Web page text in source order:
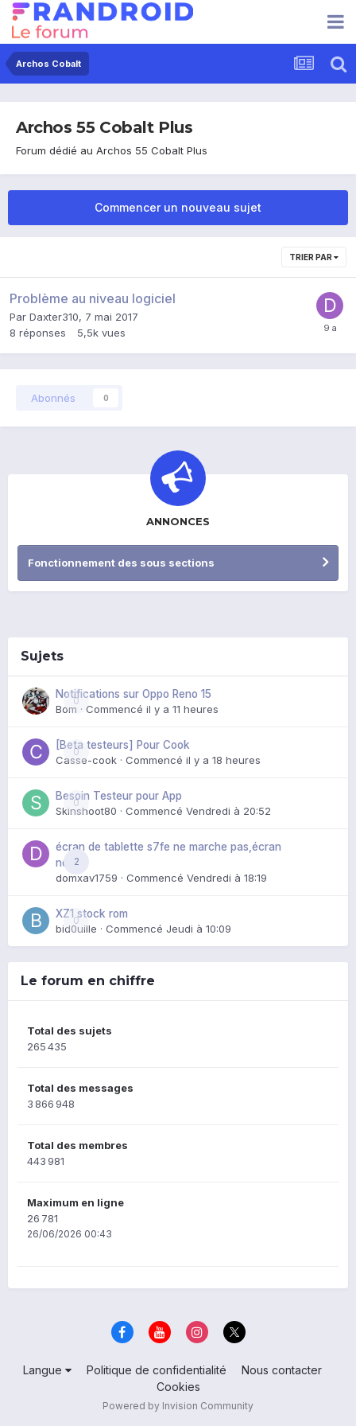
Archos Cobalt
Archos 55 Cobalt Plus
Forum dédié au Archos 55 Cobalt Plus
Commencer un nouveau sujet
TRIER PAR
Problème au niveau logiciel
Par Daxter310, 7 mai 2017
8 réponses 5,5k vues
Abonnés 0
ANNONCES
Fonctionnement des sous sections
Sujets
0
Notifications sur Oppo Reno 15
Bom · Commencé il y a 11 heures
0
[Beta testeurs] Pour Cook
Casse-cook · Commencé il y a 18 heures
0
Besoin Testeur pour App
Skinshoot80 · Commencé Vendredi à 20:52
2
écran de tablette s7fe ne marche pas,écran
noir
domxav1759 · Commencé Vendredi à 18:19
0
XZ1 stock rom
bid0uille · Commencé Jeudi à 10:09
Le forum en chiffre
Total des sujets
265 435
Total des messages
3 866 948
Total des membres
443 981
Maximum en ligne
26 781
26/06/2026 00:43
Langue Politique de confidentialité
Nous contacter
Cookies
Powered by Invision Community